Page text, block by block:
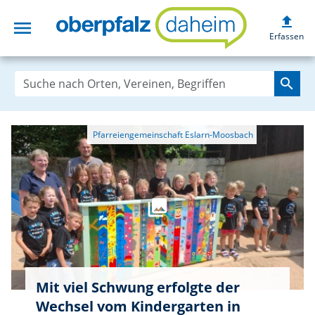
menu upload
Erfassen
search
Pfarreiengemeinschaft Eslarn-Moosbach
Mit viel Schwung erfolgte der
Wechsel vom Kindergarten in